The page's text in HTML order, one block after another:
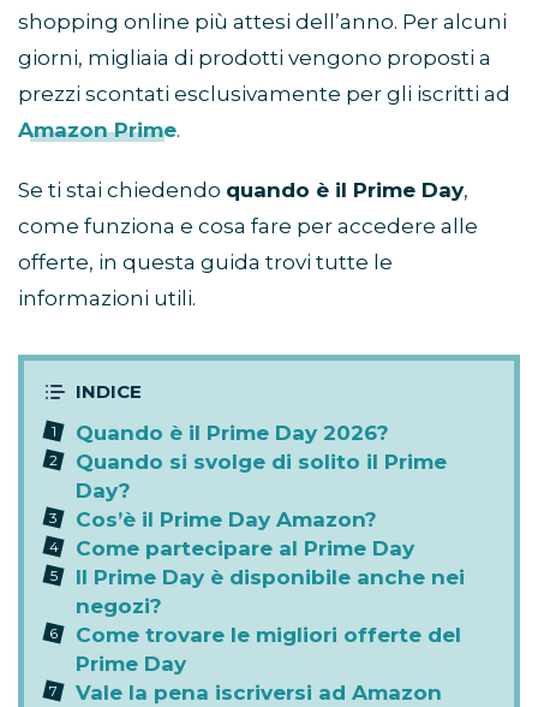
shopping online più attesi dell’anno. Per alcuni
giorni, migliaia di prodotti vengono proposti a
prezzi scontati esclusivamente per gli iscritti ad
Amazon Prime.
Se ti stai chiedendo quando è il Prime Day,
come funziona e cosa fare per accedere alle
offerte, in questa guida trovi tutte le
informazioni utili.
Quando è il Prime Day 2026?
Quando si svolge di solito il Prime
Day?
Cos’è il Prime Day Amazon?
Come partecipare al Prime Day
Il Prime Day è disponibile anche nei
negozi?
Come trovare le migliori offerte del
Prime Day
Vale la pena iscriversi ad Amazon